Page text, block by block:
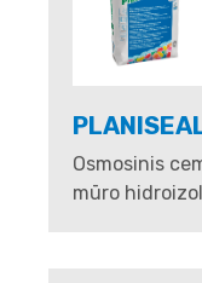
Osmosinis
mūro